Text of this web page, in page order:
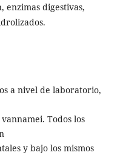
enzimas digestivas,
a nivel de laboratorio,
Todos los
y bajo los mismos